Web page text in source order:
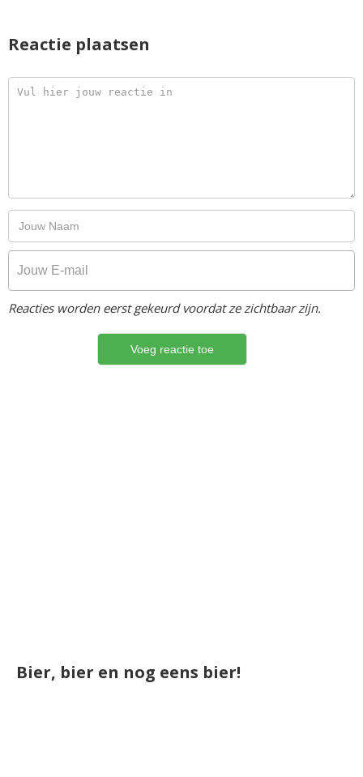
Reactie plaatsen
Reacties worden eerst gekeurd voordat ze zichtbaar zijn.
Bier, bier en nog eens bier!